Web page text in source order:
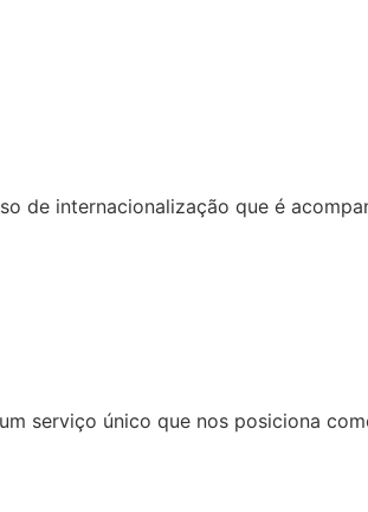
de internacionalização que é
serviço único que nos posiciona